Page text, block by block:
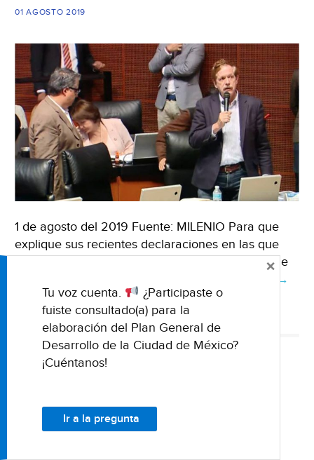
01 AGOSTO 2019
1 de agosto del 2019 Fuente: MILENIO Para que
explique sus recientes declaraciones en las que
califica de “inviable” la Presa El Zapotillo, informe
León:
→
DECLARACIONES EL ZAPOTILLO GOBIERNO FEDERAL
León: Organizaciones
contra El Zapotillo
aseguran que Federación
Tu voz cuenta.
¿Participaste o
fuiste consultado(a) para la
elaboración del Plan General de
Desarrollo de la Ciudad de México?
¡Cuéntanos!
Ir a la pregunta
×